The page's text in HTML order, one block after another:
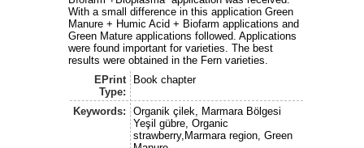
With a small difference in this application Green
Manure + Humic Acid + Biofarm applications and
Green Mature applications followed. Applications
were found important for varieties. The best
results were obtained in the Fern varieties.
EPrint
Type:
Book chapter
Keywords:
Organik çilek, Marmara Bölgesi
Yeşil gübre, Organic
strawberry,Marmara region, Green